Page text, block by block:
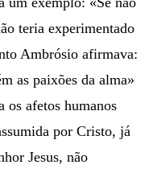
teria experimentado
Ambrósio afirmava:
as paixões da alma»
os afetos humanos
por Cristo, já
Jesus, não